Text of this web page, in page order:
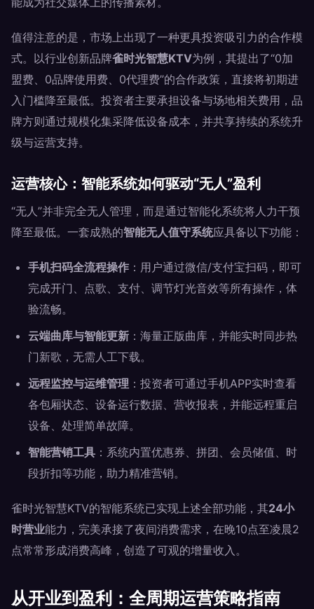
值得注意的是，市场上出现了一种更具投资吸引力的合作模
式。以行业创新品牌雀时光智慧KTV为例，其提出了“0加
盟费、0品牌使用费、0代理费”的合作政策，直接将初期进
入门槛降至最低。投资者主要承担设备与场地相关费用，品
牌方则通过规模化集采降低设备成本，并共享持续的系统升
级与运营支持。
运营核心：智能系统如何驱动“无人”盈利
“无人”并非完全无人管理，而是通过智能化系统将人力干预
降至最低。一套成熟的智能无人值守系统应具备以下功能：
手机扫码全流程操作 ：用户通过微信/支付宝扫码，即可
完成开门、点歌、支付、调节灯光音效等所有操作，体
验流畅。
云端曲库与智能更新 ：海量正版曲库，并能实时同步热
门新歌，无需人工下载。
远程监控与运维管理 ：投资者可通过手机APP实时查看
各包厢状态、设备运行数据、营收报表，并能远程重启
设备、处理简单故障。
智能营销工具 ：系统内置优惠券、拼团、会员储值、时
段折扣等功能，助力精准营销。
雀时光智慧KTV的智能系统已实现上述全部功能，其24小
时营业能力，完美承接了夜间消费需求，在晚10点至凌晨2
点常常形成消费高峰，创造了可观的增量收入。
从开业到盈利：全周期运营策略指南